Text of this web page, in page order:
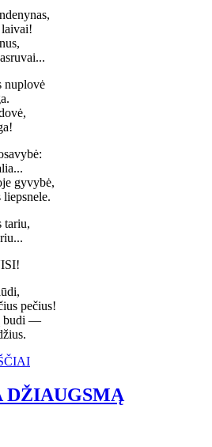
laivai!
nuplovė
gyvybė,
tariu,
pečius!
budi —
DŽIAUGSMĄ